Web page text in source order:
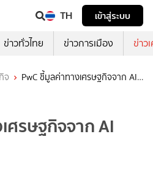
TH
เข้าสู่ระบบ
ข่าวทั่วไทย ข่าวการเมือง ข่าว
จ
PwC ชี้มูลค่าทางเศรษฐกิจจาก AI
ศรษฐกิจจาก AI